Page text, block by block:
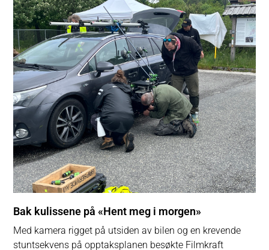
Bak kulissene på «Hent meg i morgen»
Med kamera rigget på utsiden av bilen og en krevende
stuntsekvens på opptaksplanen besøkte Filmkraft